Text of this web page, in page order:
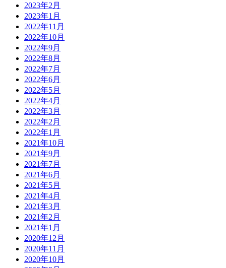
2023年2月
2023年1月
2022年11月
2022年10月
2022年9月
2022年8月
2022年7月
2022年6月
2022年5月
2022年4月
2022年3月
2022年2月
2022年1月
2021年10月
2021年9月
2021年7月
2021年6月
2021年5月
2021年4月
2021年3月
2021年2月
2021年1月
2020年12月
2020年11月
2020年10月